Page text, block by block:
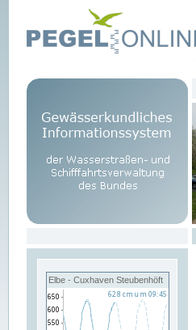
Elbe - Cuxhaven Steubenhöft